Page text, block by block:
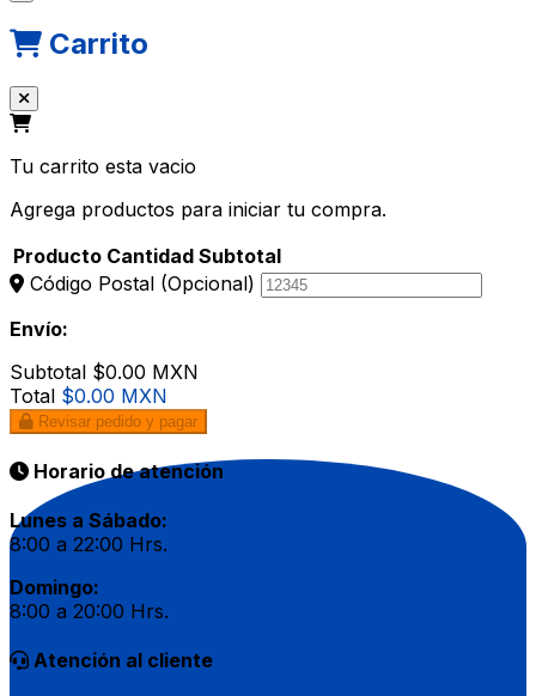
Carrito
Tu carrito esta vacio
Agrega productos para iniciar tu compra.
Producto Cantidad Subtotal
Código Postal (Opcional)
Envío:
Subtotal $0.00 MXN
Total $0.00 MXN
Revisar pedido y pagar
Horario de atención
Lunes a Sábado:
8:00 a 22:00 Hrs.
Domingo:
8:00 a 20:00 Hrs.
Atención al cliente